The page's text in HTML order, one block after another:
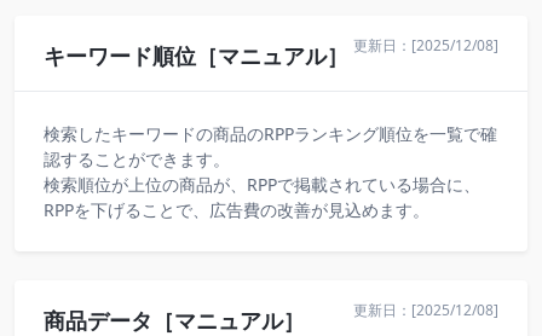
キーワード順位［マニュアル］ 更新日：[2025/12/08]
検索したキーワードの商品のRPPランキング順位を一覧で確
認することができます。
検索順位が上位の商品が、RPPで掲載されている場合に、
RPPを下げることで、広告費の改善が見込めます。
商品データ［マニュアル］ 更新日：[2025/12/08]